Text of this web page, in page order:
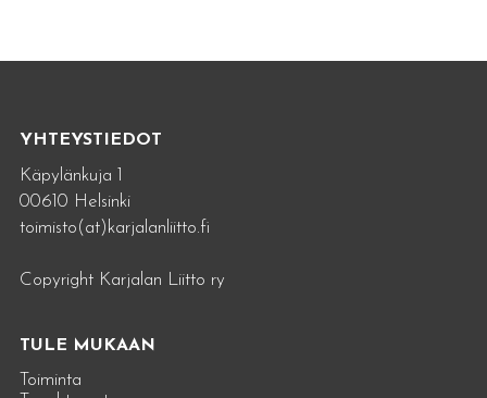
YHTEYSTIEDOT
Käpylänkuja 1
00610 Helsinki
toimisto(at)karjalanliitto.fi
Copyright Karjalan Liitto ry
TULE MUKAAN
Toiminta